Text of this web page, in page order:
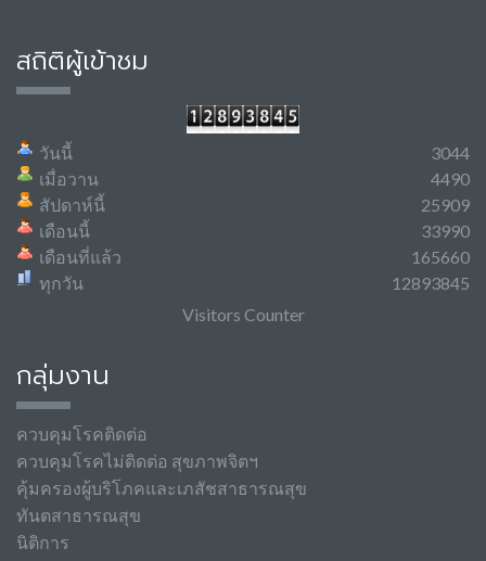
สถิติผู้เข้าชม
วันนี้
เมื่อวาน
สัปดาห์นี้
เดือนนี้
เดือนที่แล้ว
ทุกวัน
3044
4490
25909
33990
165660
12893845
Visitors Counter
กลุ่มงาน
ควบคุมโรคติดต่อ
ควบคุมโรคไม่ติดต่อ สุขภาพจิตฯ
คุ้มครองผู้บริโภคและเภสัชสาธารณสุข
ทันตสาธารณสุข
นิติการ